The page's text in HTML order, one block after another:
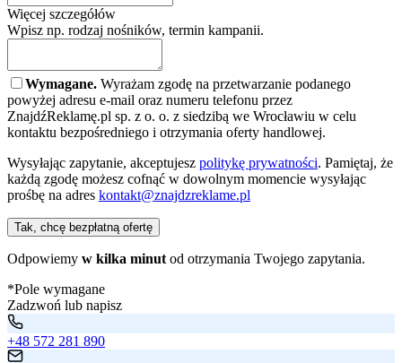
Więcej szczegółów
Wpisz np. rodzaj nośników, termin kampanii.
Wymagane. Wyrażam zgodę na przetwarzanie podanego
powyżej adresu e-mail oraz numeru telefonu przez
ZnajdźReklamę.pl sp. z o. o. z siedzibą we Wrocławiu w celu
kontaktu bezpośredniego i otrzymania oferty handlowej.
Wysyłając zapytanie, akceptujesz politykę prywatności. Pamiętaj, że
każdą zgodę możesz cofnąć w dowolnym momencie wysyłając
prośbę na adres kontakt@znajdzreklame.pl
Tak, chcę bezpłatną ofertę
Odpowiemy w kilka minut od otrzymania Twojego zapytania.
*Pole wymagane
Zadzwoń lub napisz
+48 572 281 890